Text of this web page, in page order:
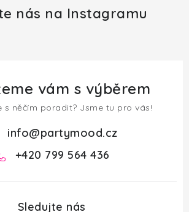
nás na Instagramu
vám s výběrem
s něčím poradit? Jsme tu pro vás!
info@partymood.cz
+420 799 564 436